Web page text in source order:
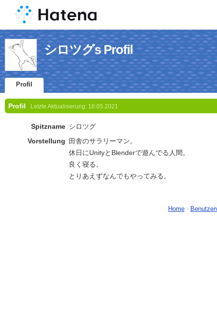
シロツグs Profil
Profil
Profil Letzte Aktualisierung: 18.05.2021
Spitzname シロツグ
Vorstellung
田舎のサラリーマン。
休日にUnityとBlenderで遊んでる人間。
良く寝る。
とりあえずなんでもやってみる。
Home -